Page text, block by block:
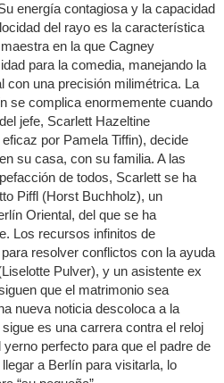
energía contagiosa y la capacidad
del rayo es la característica
en la que Cagney
para la comedia, manejando la
con una precisión milimétrica. La
se complica enormemente cuando
jefe, Scarlett Hazeltine
por Pamela Tiffin), decide
su casa, con su familia. A las
de todos, Scarlett se ha
Piffl (Horst Buchholz), un
Oriental, del que se ha
Los recursos infinitos de
resolver conflictos con la ayuda
Pulver), y un asistente ex
que el matrimonio sea
nueva noticia descoloca a la
es una carrera contra el reloj
perfecto para que el padre de
a Berlín para visitarla, lo